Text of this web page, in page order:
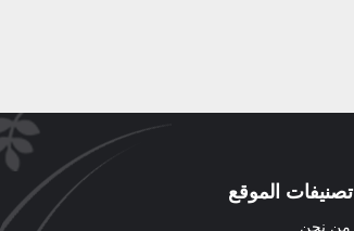
تصنيفات الموقع
من نحن